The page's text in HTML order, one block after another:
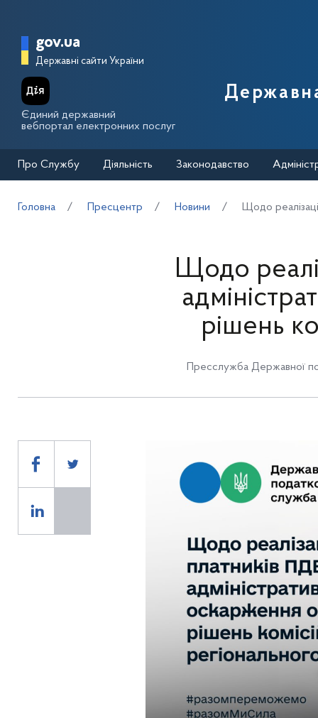
Головна сторінка Державної
gov.ua
Державні сайти України
Єдиний державний
вебпортал електронних послуг
Про Службу Діяльність Законодавство
Головна Пресцентр Новини Щодо
Щодо
рішень
Пресслужба Державної